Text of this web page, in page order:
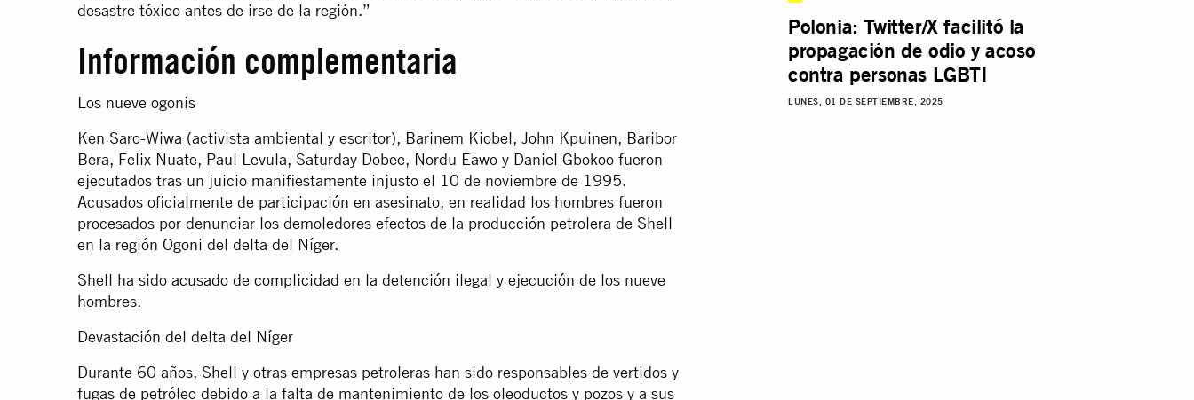
desastre tóxico antes de irse de la región.”
Información complementaria
Los nueve ogonis
Ken Saro-Wiwa (activista ambiental y escritor), Barinem Kiobel, John Kpuinen, Baribor
Bera, Felix Nuate, Paul Levula, Saturday Dobee, Nordu Eawo y Daniel Gbokoo fueron
ejecutados tras un juicio manifiestamente injusto el 10 de noviembre de 1995.
Acusados oficialmente de participación en asesinato, en realidad los hombres fueron
procesados por denunciar los demoledores efectos de la producción petrolera de Shell
en la región Ogoni del delta del Níger.
Shell ha sido acusado de complicidad en la detención ilegal y ejecución de los nueve
hombres.
Devastación del delta del Níger
Durante 60 años, Shell y otras empresas petroleras han sido responsables de vertidos y
fugas de petróleo debido a la falta de mantenimiento de los oleoductos y pozos y a sus
Polonia: Twitter/X facilitó la
propagación de odio y acoso
contra personas LGBTI
LUNES, 01 DE SEPTIEMBRE, 2025